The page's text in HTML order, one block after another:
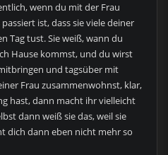
wenn du mit der Frau
ist, dass sie viele deiner
Tag tust. Sie weiß, wann du
Hause kommst, und du wirst
und tagsüber mit
Frau zusammenwohnst, klar,
hast, dann macht ihr vielleicht
dann weiß sie das, weil sie
dich dann eben nicht mehr so